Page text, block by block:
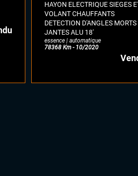
HAYON ELECTRIQUE SIEGES
VOLANT CHAUFFANTS
DETECTION D'ANGLES MORTS
JANTES ALU 18'
essence | automatique
78368 Km - 10/2020